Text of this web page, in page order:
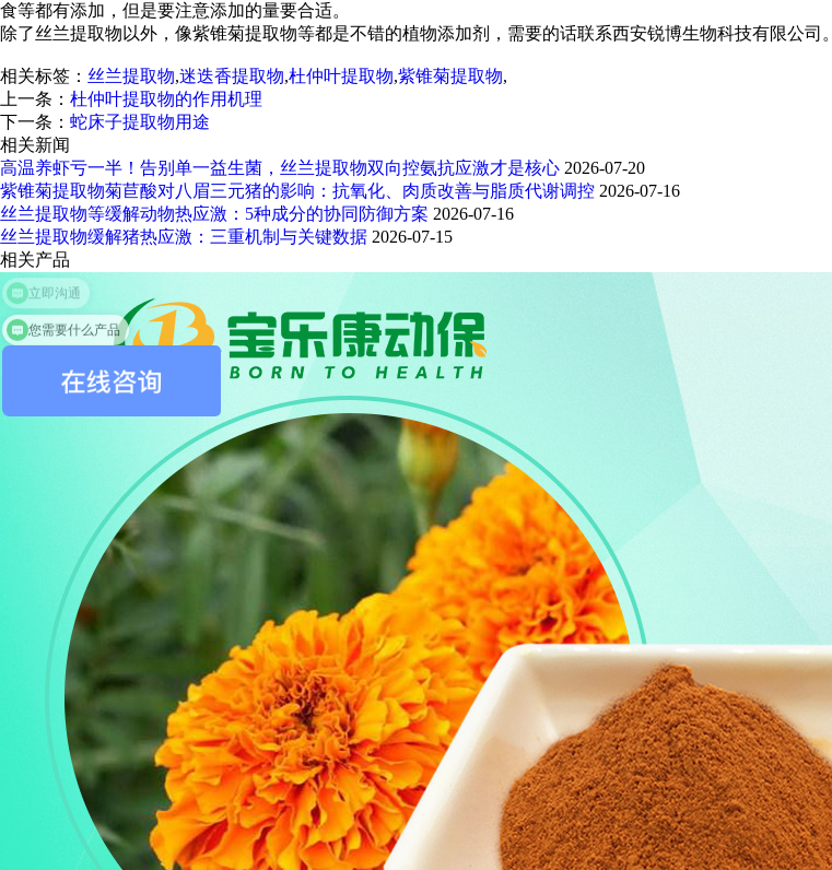
食等都有添加，但是要注意添加的量要合适。
除了丝兰提取物以外，像紫锥菊提取物等都是不错的植物添加剂，需要的话联系西安锐博生物科技有限公司。
相关标签： 丝兰提取物,迷迭香提取物,杜仲叶提取物,紫锥菊提取物,
上一条： 杜仲叶提取物的作用机理
下一条： 蛇床子提取物用途
相关新闻
高温养虾亏一半！告别单一益生菌，丝兰提取物双向控氨抗应激才是核心 2026-07-20
紫锥菊提取物菊苣酸对八眉三元猪的影响：抗氧化、肉质改善与脂质代谢调控 2026-07-16
丝兰提取物等缓解动物热应激：5种成分的协同防御方案 2026-07-16
丝兰提取物缓解猪热应激：三重机制与关键数据 2026-07-15
相关产品
您需要什么产品